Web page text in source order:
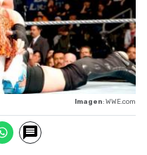
Imagen: WWE.com